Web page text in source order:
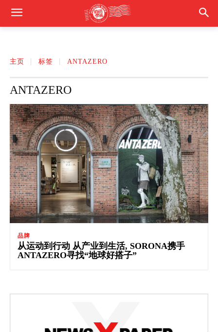
主页 标签 ANTAZERO
ANTAZERO
品牌
从运动到行动 从产业到生活, SORONA携手
ANTAZERO寻找“地球好搭子”